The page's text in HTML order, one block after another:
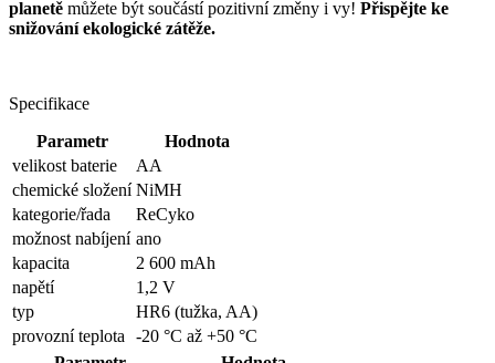
planetě můžete být součástí pozitivní změny i vy! Přispějte ke
snižování ekologické zátěže.
Specifikace
Parametr
Hodnota
velikost baterie
AA
chemické složení NiMH
kategorie/řada
ReCyko
možnost nabíjení ano
kapacita
2 600 mAh
napětí
1,2 V
typ
HR6 (tužka, AA)
provozní teplota
-20 °C až +50 °C